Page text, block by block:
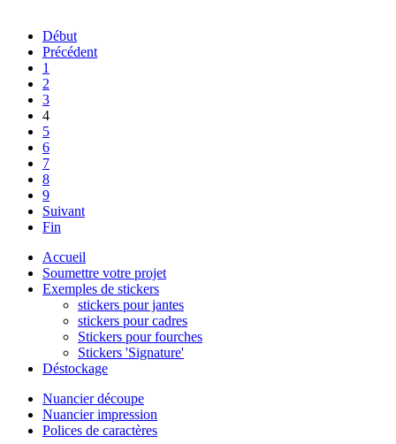
Début
Précédent
1
2
3
4
5
6
7
8
9
Suivant
Fin
Accueil
Soumettre votre projet
Exemples de stickers
stickers pour jantes
stickers pour cadres
Stickers pour fourches
Stickers 'Signature'
Déstockage
Nuancier découpe
Nuancier impression
Polices de caractères